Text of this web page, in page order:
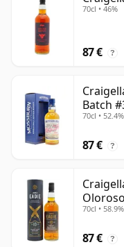
70cl • 46%
87 € ?
Batch
70cl • 52.4%
87 € ?
años
70cl • 58.9%
87 € ?